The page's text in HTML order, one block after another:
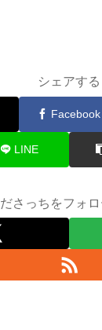
シェアする
Facebook
LINE
ださっちをフォ